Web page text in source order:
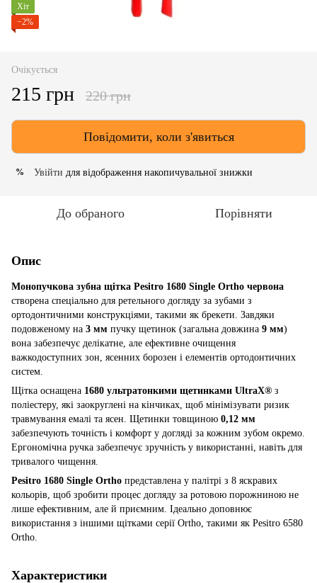
Хіт
−2%
Очікується
215 грн 220 грн
Повідомити, коли з'явиться
% Увійти для відображення накопичувальної знижки
До обраного Порівняти
Опис
Монопучкова зубна щітка Pesitro 1680 Single Ortho червона
створена спеціально для ретельного догляду за зубами з
ортодонтичними конструкціями, такими як брекети. Завдяки
подовженому на 3 мм пучку щетинок (загальна довжина 9 мм)
вона забезпечує делікатне, але ефективне очищення
важкодоступних зон, ясенних борозен і елементів ортодонтичних
систем.
Щітка оснащена 1680 ультратонкими щетинками UltraX® з
поліестеру, які заокруглені на кінчиках, щоб мінімізувати ризик
травмування емалі та ясен. Щетинки товщиною 0,12 мм
забезпечують точність і комфорт у догляді за кожним зубом окремо.
Ергономічна ручка забезпечує зручність у використанні, навіть для
тривалого чищення.
Pesitro 1680 Single Ortho представлена у палітрі з 8 яскравих
кольорів, щоб зробити процес догляду за ротовою порожниною не
лише ефективним, але й приємним. Ідеально доповнює
використання з іншими щітками серії Ortho, такими як Pesitro 6580
Ortho.
Характеристики